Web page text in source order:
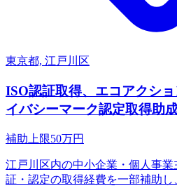
東京都, 江戸川区
ISO認証取得、エコアクシ
イバシーマーク認定取得助
補助上限50万円
江戸川区内の中小企業・個人事
証・認定の取得経費を一部補助